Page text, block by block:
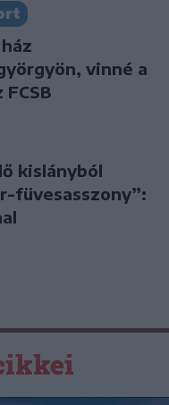
vinné a
kislányból
füvesasszony”: